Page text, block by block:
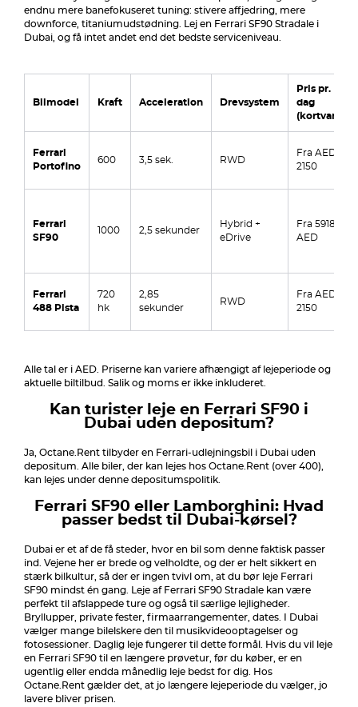
endnu mere banefokuseret tuning: stivere affjedring, mere
downforce, titaniumudstødning. Lej en Ferrari SF90 Stradale i
Dubai, og få intet andet end det bedste serviceniveau.
Bilmodel Kraft Acceleration Drevsystem
Pris pr.
dag
(kortvarig)
Ferrari
Portofino
600 3,5 sek. RWD
Fra AED
2150
Ferrari
SF90
1000 2,5 sekunder
Hybrid +
eDrive
Fra 5918
AED
Ferrari
488 Pista
720
hk
2,85
sekunder
RWD
Fra AED
2150
Alle tal er i AED. Priserne kan variere afhængigt af lejeperiode og
aktuelle biltilbud. Salik og moms er ikke inkluderet.
Kan turister leje en Ferrari SF90 i
Dubai uden depositum?
Ja, Octane.Rent tilbyder en Ferrari-udlejningsbil i Dubai uden
depositum. Alle biler, der kan lejes hos Octane.Rent (over 400),
kan lejes under denne depositumspolitik.
Ferrari SF90 eller Lamborghini: Hvad
passer bedst til Dubai-kørsel?
Dubai er et af de få steder, hvor en bil som denne faktisk passer
ind. Vejene her er brede og velholdte, og der er helt sikkert en
stærk bilkultur, så der er ingen tvivl om, at du bør leje Ferrari
SF90 mindst én gang. Leje af Ferrari SF90 Stradale kan være
perfekt til afslappede ture og også til særlige lejligheder.
Bryllupper, private fester, firmaarrangementer, dates. I Dubai
vælger mange bilelskere den til musikvideooptagelser og
fotosessioner. Daglig leje fungerer til dette formål. Hvis du vil leje
en Ferrari SF90 til en længere prøvetur, før du køber, er en
ugentlig eller endda månedlig leje bedst for dig. Hos
Octane.Rent gælder det, at jo længere lejeperiode du vælger, jo
lavere bliver prisen.